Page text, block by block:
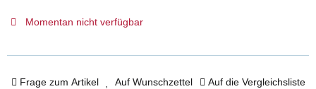
Momentan nicht verfügbar
Frage zum Artikel Auf Wunschzettel Auf die Vergleichsliste